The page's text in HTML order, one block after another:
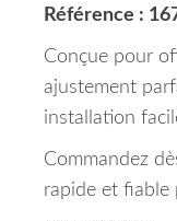
Référence :
Conçue pour
ajustement
installation
Commandez
rapide et fiable